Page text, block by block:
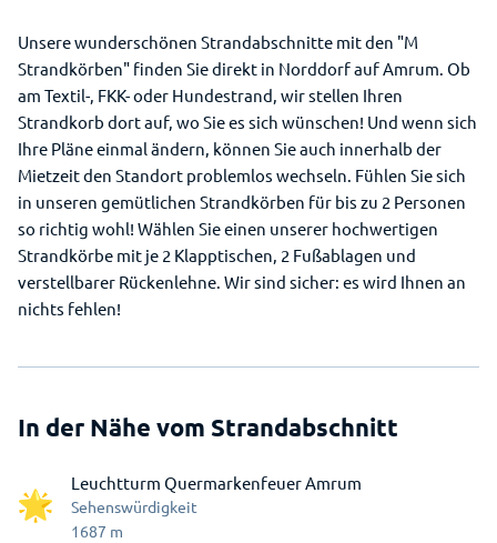
Unsere wunderschönen Strandabschnitte mit den "M
Strandkörben" finden Sie direkt in Norddorf auf Amrum. Ob
am Textil-, FKK- oder Hundestrand, wir stellen Ihren
Strandkorb dort auf, wo Sie es sich wünschen! Und wenn sich
Ihre Pläne einmal ändern, können Sie auch innerhalb der
Mietzeit den Standort problemlos wechseln. Fühlen Sie sich
in unseren gemütlichen Strandkörben für bis zu 2 Personen
so richtig wohl! Wählen Sie einen unserer hochwertigen
Strandkörbe mit je 2 Klapptischen, 2 Fußablagen und
verstellbarer Rückenlehne. Wir sind sicher: es wird Ihnen an
nichts fehlen!
In der Nähe vom Strandabschnitt
Leuchtturm Quermarkenfeuer Amrum
Sehenswürdigkeit
1687 m